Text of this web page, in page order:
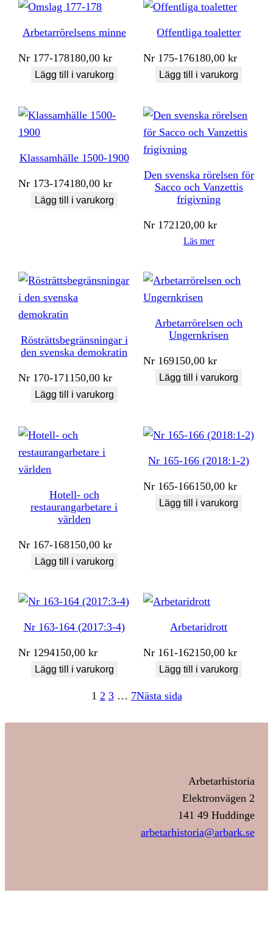
Arbetarrörelsens minne
Nr 177-178180,00kr
Lägg till i varukorg
Offentliga toaletter
Nr 175-176180,00kr
Lägg till i varukorg
Klassamhälle 1500-1900
Nr 173-174180,00kr
Lägg till i varukorg
Den svenska rörelsen för
Sacco och Vanzettis
frigivning
Nr 172120,00kr
Läs mer
Rösträttsbegränsningar i
den svenska demokratin
Nr 170-171150,00kr
Lägg till i varukorg
Arbetarrörelsen och
Ungernkrisen
Nr 169150,00kr
Lägg till i varukorg
Hotell- och
restaurangarbetare i
världen
Nr 167-168150,00kr
Lägg till i varukorg
Nr 165-166 (2018:1-2)
Nr 165-166150,00kr
Lägg till i varukorg
Nr 163-164 (2017:3-4)
Nr 1294150,00kr
Lägg till i varukorg
Arbetaridrott
Nr 161-162150,00kr
Lägg till i varukorg
1 2 3 … 7Nästa sida
Arbetarhistoria
Elektronvägen 2
141 49 Huddinge
arbetarhistoria@arbark.se